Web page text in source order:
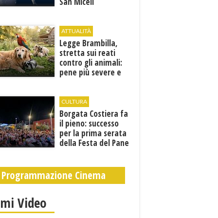
ATTUALITÀ
Legge Brambilla,
stretta sui reati
contro gli animali:
pene più severe e
CULTURA
​Borgata Costiera fa
il pieno: successo
per la prima serata
della Festa del Pane
Programmazione Cinema
Video